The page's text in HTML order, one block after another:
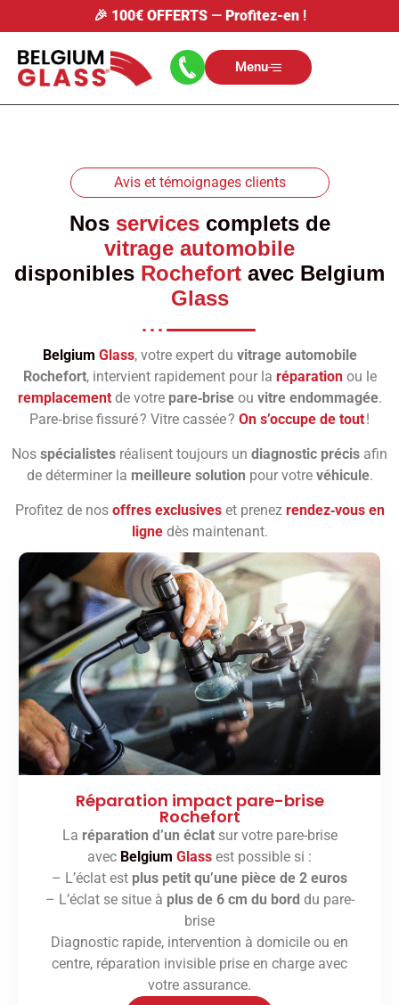
🎉 100€ OFFERTS— Profitez-en!
Menu
Avis et témoignages clients
Nos servicescomplets de
vitrage automobile
disponibles Rochefort avec Belgium
Glass
Belgium Glass, votre expert du vitrage automobile
Rochefort, intervient rapidement pour la réparationou le
remplacementde votre pare‑briseou vitre endommagée.
Pare‑brise fissuré ? Vitre cassée ? On s’occupe de tout!
Nos spécialistes réalisent toujours un diagnostic précis afin
de déterminer la meilleure solution pour votre véhicule.
Profitez de nos offres exclusiveset prenez rendez‑vous en
lignedès maintenant.
Réparation impact pare-brise
Rochefort
La réparation d’un éclatsur votre pare-brise
avec Belgium Glass est possible si :
– L’éclat est plus petit qu’une pièce de 2 euros
– L’éclat se situe à plus de 6 cm du bord du pare-
brise
Diagnostic rapide, intervention à domicile ou en
centre, réparation invisible prise en charge avec
votre assurance.